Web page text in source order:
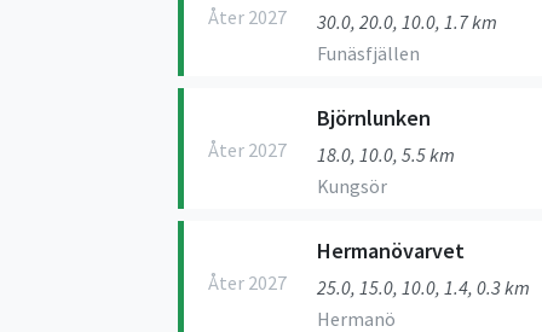
Åter 2027
30.0, 20.0, 10.0, 1.7 km
Funäsfjällen
Åter 2027
Björnlunken
18.0, 10.0, 5.5 km
Kungsör
Åter 2027
Hermanövarvet
25.0, 15.0, 10.0, 1.4, 0.3 km
Hermanö